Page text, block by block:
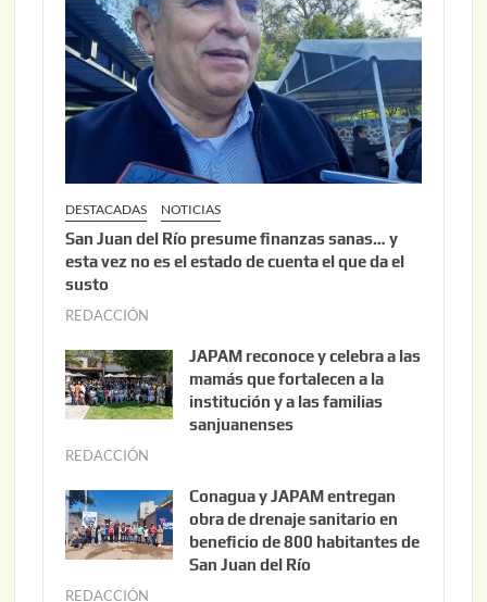
,
2
6
DESTACADAS NOTICIAS
San Juan del Río presume finanzas sanas… y
esta vez no es el estado de cuenta el que da el
susto
REDACCIÓN
o
s
t
,
2
0
JAPAM reconoce y celebra a las
mamás que fortalecen a la
institución y a las familias
sanjuanenses
REDACCIÓN
n
i
o
Conagua y JAPAM entregan
obra de drenaje sanitario en
beneficio de 800 habitantes de
San Juan del Río
REDACCIÓN